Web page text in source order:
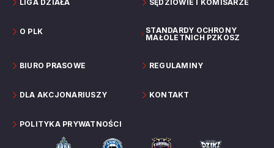
LIGA DZIAŁA SĘDZIOWIE I KOMISARZE
O PLK
STANDARDY OCHRONY
MAŁOLETNICH PZKOSZ
BIURO PRASOWE REGULAMINY
DLA AKCJONARIUSZY KONTAKT
POLITYKA PRYWATNOŚCI